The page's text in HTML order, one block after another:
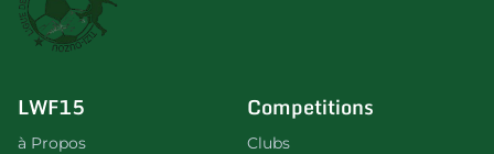
LWF15
à Propos
Competitions
Clubs